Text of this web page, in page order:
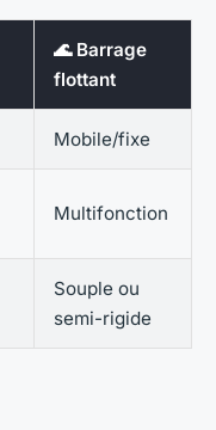
🌊 Barrage
flottant
Mobile/fixe
Multifonction
Souple ou
semi-rigide